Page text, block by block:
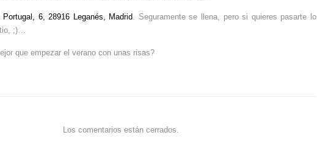
6, 28916 Leganés, Madrid . Seguramente se llena, pero si quieres pasarte lo
;)…
que empezar el verano con unas risas?
Los comentarios están cerrados.